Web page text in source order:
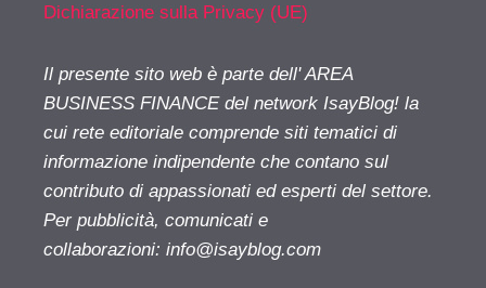
Dichiarazione sulla Privacy (UE)
Il presente sito web è parte dell' AREA
BUSINESS FINANCE del network IsayBlog! la
cui rete editoriale comprende siti tematici di
informazione indipendente che contano sul
contributo di appassionati ed esperti del settore.
Per pubblicità, comunicati e
collaborazioni: info@isayblog.com